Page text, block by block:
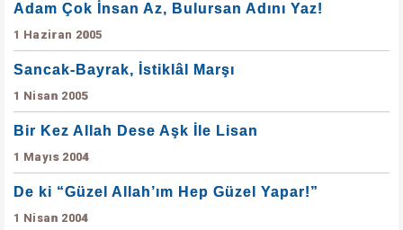
Adam Çok İnsan Az, Bulursan Adını Yaz!
1 Haziran 2005
Sancak-Bayrak, İstiklâl Marşı
1 Nisan 2005
Bir Kez Allah Dese Aşk İle Lisan
1 Mayıs 2004
De ki “Güzel Allah’ım Hep Güzel Yapar!”
1 Nisan 2004